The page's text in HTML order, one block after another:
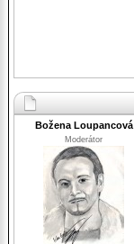
Božena Loupancová
Moderátor